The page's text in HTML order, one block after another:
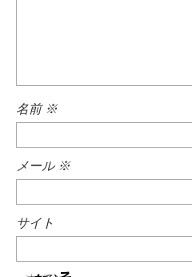
名前※
メール ※
サイト